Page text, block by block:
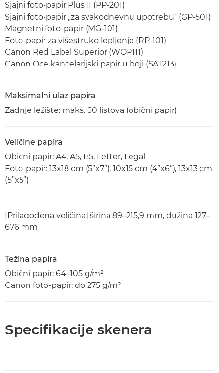
Sjajni foto-papir Plus II (PP-201)
Sjajni foto-papir „za svakodnevnu upotrebu“ (GP-501)
Magnetni foto-papir (MG-101)
Foto-papir za višestruko lepljenje (RP-101)
Canon Red Label Superior (WOP111)
Canon Oce kancelarijski papir u boji (SAT213)
Maksimalni ulaz papira
Zadnje ležište: maks. 60 listova (obični papir)
Veličine papira
Obični papir: A4, A5, B5, Letter, Legal
Foto-papir: 13x18 cm (5”x7”), 10x15 cm (4”x6”), 13x13 cm
(5”x5”)
[Prilagođena veličina] širina 89–215,9 mm, dužina 127–
676 mm
Težina papira
Obični papir: 64–105 g/m²
Canon foto-papir: do 275 g/m²
Specifikacije skenera